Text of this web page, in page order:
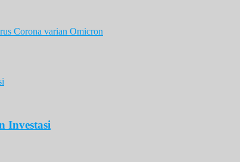
Corona varian Omicron
Investasi